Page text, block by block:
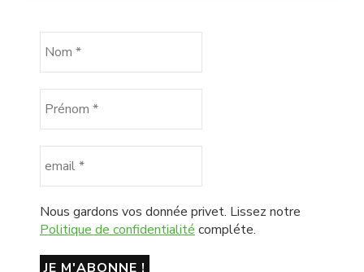
Nous gardons vos donnée privet. Lissez notre
Politique de confidentialité compléte.